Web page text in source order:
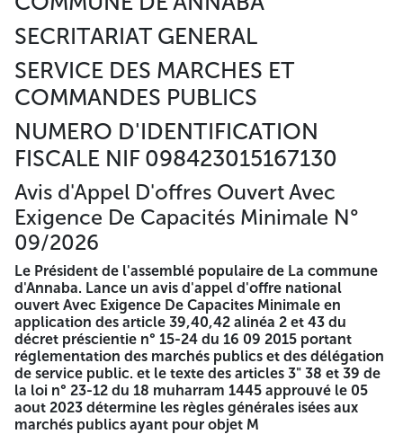
capacités des candidats des soumissionnaires ou le cas
échéant des sous-traitants. Dépôt légal du compte général
auprès des sociétés concernant les sociétés soumis au droit
algérien. Copie de registre de commerce électronique
inclue l'activité de cahier des charges. Copie de l'extrait de
rôle moins de 03 mois en cours de validité apuré ou
par l'inspection des impôts. Copie du numéro
d'identification fiscale (NIF) Les attestations de la mise à
jour (CASNOS; CNAS) en cours de validité. L'attestation de
dépôt légal des comptes sociaux pour les sociétés soumis
au droit algérien Copié de relevé d'identité bancaire (RIB).
Un copie de l'avis de notification de NIS. exterminateur
(soumettre une copie identique a l'originale). Capacités
financiers Les bilans financiers des trois dernières années
légalisées par la direction des impôts (2022 - 2023 - 2024).
II- L'offre technique Déclaration à souscrire selon le
modèle du cahier des charges, renseignées, signée, datée
et visée de la part du soumissionnaire. cahiers des clauses
administratives générales doit être signée, datée et
paraphé et portant à la dernier page la mention
manuscrite « Lu et accepté ». cahiers des prescriptions aux
soumissionnaires renseignés, signée et datée et paraphé et
portant à la dernier page la mention manuscrite « Lu et
accepté ». III- L'offre financière la lettre de soumission;
SECRITARIAT GENERAL
SERVICE DES MARCHES ET
COMMANDES PUBLICS
NUMERO D'IDENTIFICATION
FISCALE NIF 098423015167130
Avis d'Appel D'offres Ouvert Avec
Exigence De Capacités Minimale N°
09/2026
Le Président de l'assemblé populaire de La commune
d'Annaba. Lance un avis d'appel d'offre national
ouvert Avec Exigence De Capacites Minimale en
application des article 39,40,42 alinéa 2 et 43 du
décret préscientie n° 15-24 du 16 09 2015 portant
réglementation des marchés publics et des délégation
de service public. et le texte des articles 3" 38 et 39 de
la loi n° 23-12 du 18 muharram 1445 approuvé le 05
aout 2023 détermine les règles générales isées aux
marchés publics ayant pour objet M